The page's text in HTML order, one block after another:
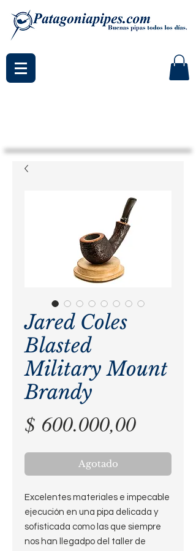
Jared Coles
Blasted
Military Mount
Brandy
$ 600.000,00Precio
Agotado
Excelentes materiales e impecable
ejecución en una pipa delicada y
sofisticada como las que siempre
nos han llegadpo del taller de